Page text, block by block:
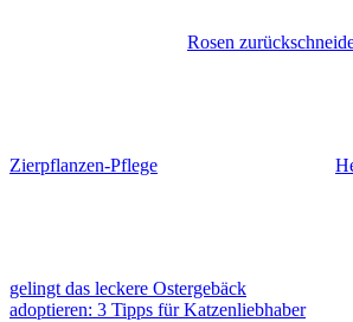
Rosen
Zierpflanzen-Pflege
gelingt das leckere Ostergebäck
adoptieren: 3 Tipps für Katzenliebhaber